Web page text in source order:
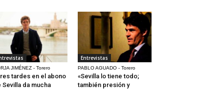
JIMÉNEZ - Torero
tardes en el abono
Sevilla da mucha
Entrevistas
PABLO AGUADO - Torero
«Sevilla lo tiene todo;
también presión y